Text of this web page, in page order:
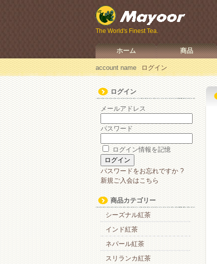
The World's Finest Tea.
ホーム 商品
account name ログイン
ログイン
メールアドレス
パスワード
ログイン情報を記憶
パスワードをお忘れですか ?
新規ご入会はこちら
商品カテゴリー
シーズナル紅茶
インド紅茶
ネパール紅茶
スリランカ紅茶